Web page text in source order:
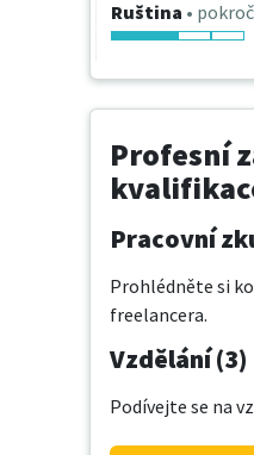
Ruština •
Profesní
Pracovní
Prohlédněte si
freelancera.
Vzdělání (3)
Podívejte se na